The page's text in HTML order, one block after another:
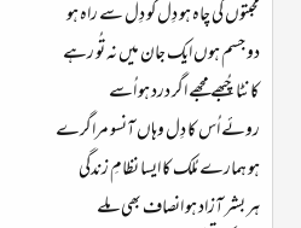
محبتوں کی چاہ ہو دِل کو دِل سے راہ ہو
دو جسم ہوں ایک جان میں نہ تُو رہے
کانٹا چُبھے مجھے اگر درد ہو اُسے
روئے اُس کا دِل وہاں آنسو مراگرے
ہو ہمارے مُلک کا ایسا نظامِ زندگی
ہر بشر آزاد ہو انصاف بھی ملے